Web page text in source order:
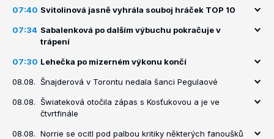
07:40 Svitolinová jasně vyhrála souboj hráček TOP 10
07:34 Sabalenková po dalším výbuchu pokračuje v
trápení
07:30 Lehečka po mizerném výkonu končí
08.08. Šnajderová v Torontu nedala šanci Pegulaové
08.08. Šwiateková otočila zápas s Kosťukovou a je ve
čtvrtfinále
08.08. Norrie se ocitl pod palbou kritiky některých fanoušků